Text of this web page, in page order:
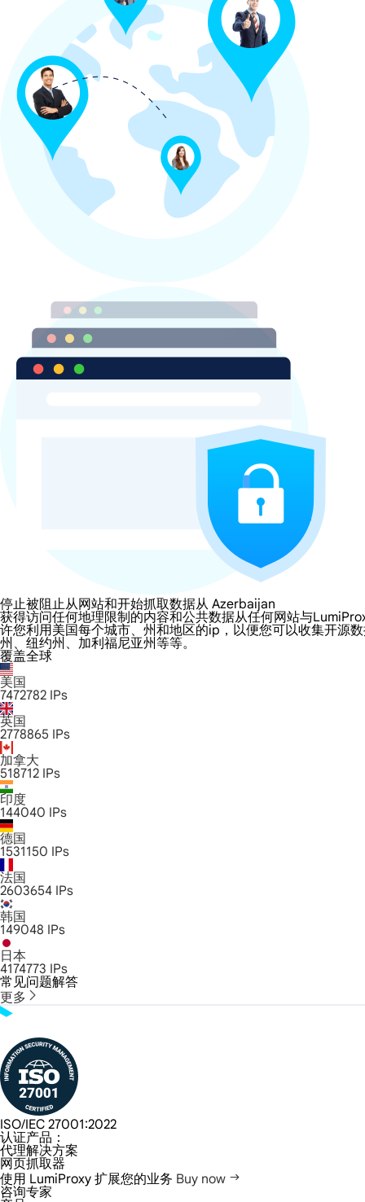
停止被阻止从网站和开始抓取数据从 Azerbaijan
获得访问任何地理限制的内容和公共数据从任何网站与
许您利用美国每个城市、州和地区的ip，以便您可以收集开源
州、纽约州、加利福尼亚州等等。
覆盖全球
美国
7472782 IPs
英国
2778865 IPs
加拿大
518712 IPs
印度
144040 IPs
德国
1531150 IPs
法国
2603654 IPs
韩国
149048 IPs
日本
4174773 IPs
常见问题解答
更多
ISO/IEC 27001:2022
认证产品：
代理解决方案
网页抓取器
使用 LumiProxy 扩展您的业务 Buy now
咨询专家